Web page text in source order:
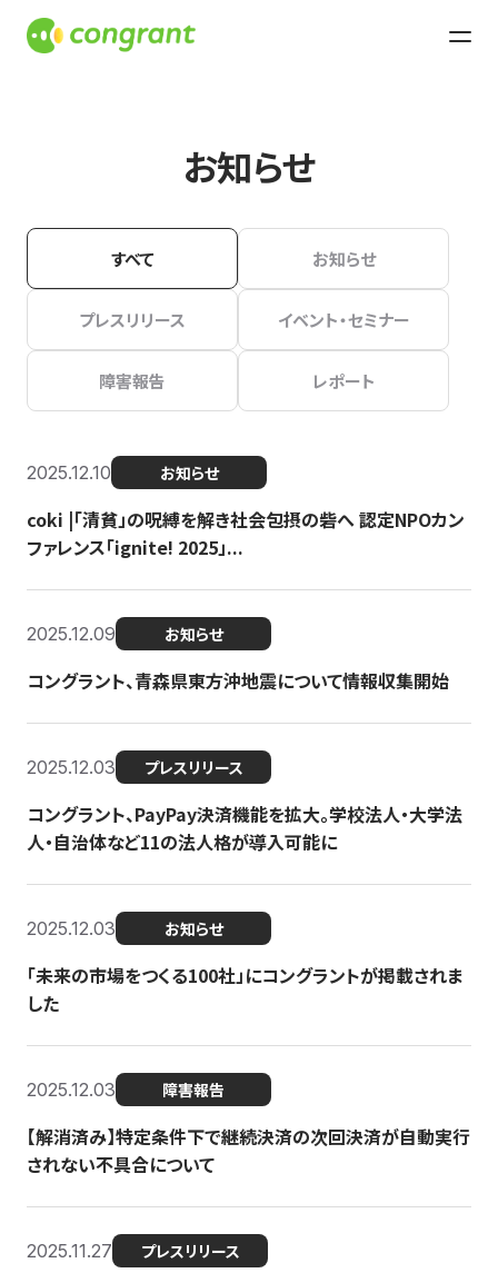
お知らせ
すべて お知らせ
プレスリリース イベント・セミナー
障害報告 レポート
2025.12.10 お知らせ
coki |「清貧」の呪縛を解き社会包摂の砦へ 認定NPOカン
ファレンス「ignite! 2025」...
2025.12.09 お知らせ
コングラント、青森県東方沖地震について情報収集開始
2025.12.03 プレスリリース
コングラント、PayPay決済機能を拡大。学校法人・大学法
人・自治体など11の法人格が導入可能に
2025.12.03 お知らせ
「未来の市場をつくる100社」にコングラントが掲載されま
した
2025.12.03 障害報告
【解消済み】特定条件下で継続決済の次回決済が自動実行
されない不具合について
2025.11.27 プレスリリース